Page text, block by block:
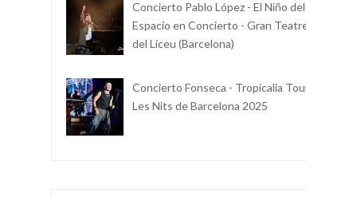
Concierto Pablo López - El Niño del
Espacio en Concierto - Gran Teatre
del Liceu (Barcelona)
Concierto Fonseca - Tropicalia Tour -
Les Nits de Barcelona 2025